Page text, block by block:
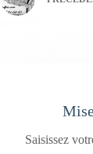
Saisissez